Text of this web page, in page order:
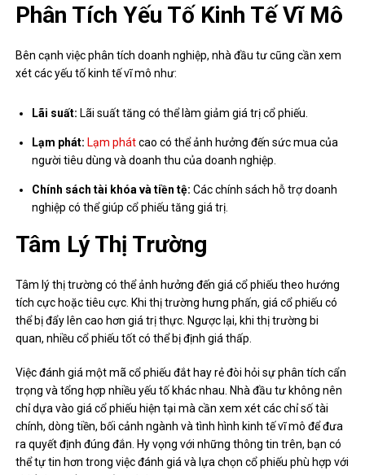
Phân Tích Yếu Tố Kinh Tế Vĩ Mô
Bên cạnh việc phân tích doanh nghiệp, nhà đầu tư cũng cần xem
xét các yếu tố kinh tế vĩ mô như:
Lãi suất: Lãi suất tăng có thể làm giảm giá trị cổ phiếu.
Lạm phát: Lạm phátcao có thể ảnh hưởng đến sức mua của
người tiêu dùng và doanh thu của doanh nghiệp.
Chính sách tài khóa và tiền tệ: Các chính sách hỗ trợ doanh
nghiệp có thể giúp cổ phiếu tăng giá trị.
Tâm Lý Thị Trường
Tâm lý thị trường có thể ảnh hưởng đến giá cổ phiếu theo hướng
tích cực hoặc tiêu cực. Khi thị trường hưng phấn, giá cổ phiếu có
thể bị đẩy lên cao hơn giá trị thực. Ngược lại, khi thị trường bi
quan, nhiều cổ phiếu tốt có thể bị định giá thấp.
Việc đánh giá một mã cổ phiếu đắt hay rẻ đòi hỏi sự phân tích cẩn
trọng và tổng hợp nhiều yếu tố khác nhau. Nhà đầu tư không nên
chỉ dựa vào giá cổ phiếu hiện tại mà cần xem xét các chỉ số tài
chính, dòng tiền, bối cảnh ngành và tình hình kinh tế vĩ mô để đưa
ra quyết định đúng đắn. Hy vọng với những thông tin trên, bạn có
thể tự tin hơn trong việc đánh giá và lựa chọn cổ phiếu phù hợp với